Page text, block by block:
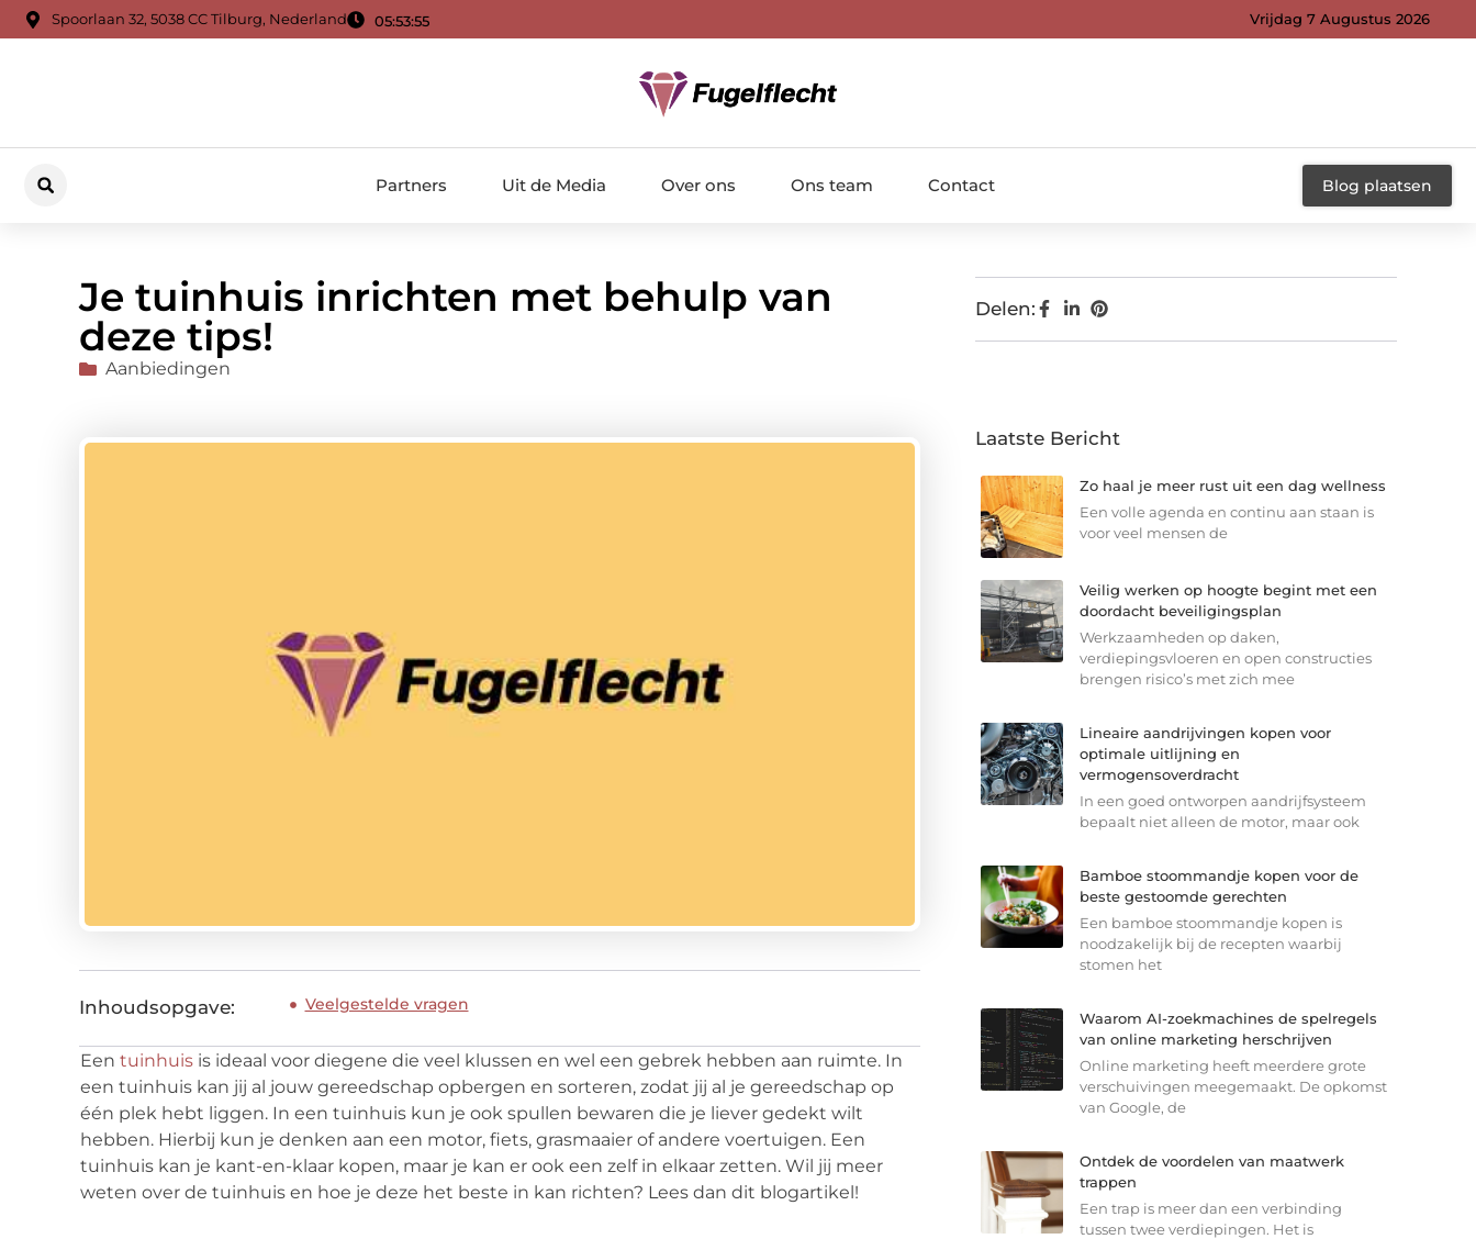
Spoorlaan 32, 5038 CC Tilburg, Nederland 05:53:57 Vrijdag 7 Augustus 2026
Partners Uit de Media Over ons Ons team Contact Blog plaatsen
Je tuinhuis inrichten met behulp van
deze tips!
Aanbiedingen
Inhoudsopgave: Veelgestelde vragen
Een tuinhuis is ideaal voor diegene die veel klussen en wel een gebrek hebben aan ruimte. In
een tuinhuis kan jij al jouw gereedschap opbergen en sorteren, zodat jij al je gereedschap op
één plek hebt liggen. In een tuinhuis kun je ook spullen bewaren die je liever gedekt wilt
hebben. Hierbij kun je denken aan een motor, fiets, grasmaaier of andere voertuigen. Een
tuinhuis kan je kant-en-klaar kopen, maar je kan er ook een zelf in elkaar zetten. Wil jij meer
weten over de tuinhuis en hoe je deze het beste in kan richten? Lees dan dit blogartikel!
Delen:
Laatste Bericht
Zo haal je meer rust uit een dag wellness
Een volle agenda en continu aan staan is
voor veel mensen de
Veilig werken op hoogte begint met een
doordacht beveiligingsplan
Werkzaamheden op daken,
verdiepingsvloeren en open constructies
brengen risico’s met zich mee
Lineaire aandrijvingen kopen voor
optimale uitlijning en
vermogensoverdracht
In een goed ontworpen aandrijfsysteem
bepaalt niet alleen de motor, maar ook
Bamboe stoommandje kopen voor de
beste gestoomde gerechten
Een bamboe stoommandje kopen is
noodzakelijk bij de recepten waarbij
stomen het
Waarom AI-zoekmachines de spelregels
van online marketing herschrijven
Online marketing heeft meerdere grote
verschuivingen meegemaakt. De opkomst
van Google, de
Ontdek de voordelen van maatwerk
trappen
Een trap is meer dan een verbinding
tussen twee verdiepingen. Het is